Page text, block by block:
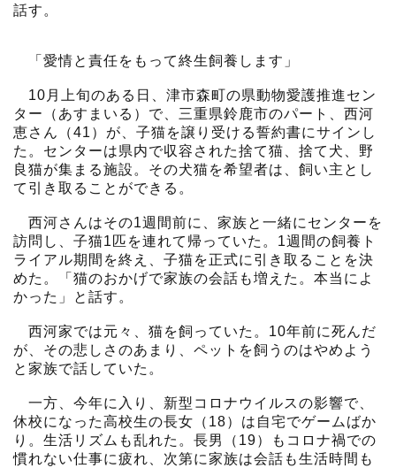
話す。
「愛情と責任をもって終生飼養します」
10月上旬のある日、津市森町の県動物愛護推進セン
ター（あすまいる）で、三重県鈴鹿市のパート、西河
恵さん（41）が、子猫を譲り受ける誓約書にサインし
た。センターは県内で収容された捨て猫、捨て犬、野
良猫が集まる施設。その犬猫を希望者は、飼い主とし
て引き取ることができる。
西河さんはその1週間前に、家族と一緒にセンターを
訪問し、子猫1匹を連れて帰っていた。1週間の飼養ト
ライアル期間を終え、子猫を正式に引き取ることを決
めた。「猫のおかげで家族の会話も増えた。本当によ
かった」と話す。
西河家では元々、猫を飼っていた。10年前に死んだ
が、その悲しさのあまり、ペットを飼うのはやめよう
と家族で話していた。
一方、今年に入り、新型コロナウイルスの影響で、
休校になった高校生の長女（18）は自宅でゲームばか
り。生活リズムも乱れた。長男（19）もコロナ禍での
慣れない仕事に疲れ、次第に家族は会話も生活時間も